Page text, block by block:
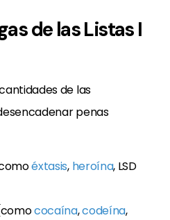
de las Listas I
de las
penas
éxtasis, heroína, LSD
cocaína,codeína,